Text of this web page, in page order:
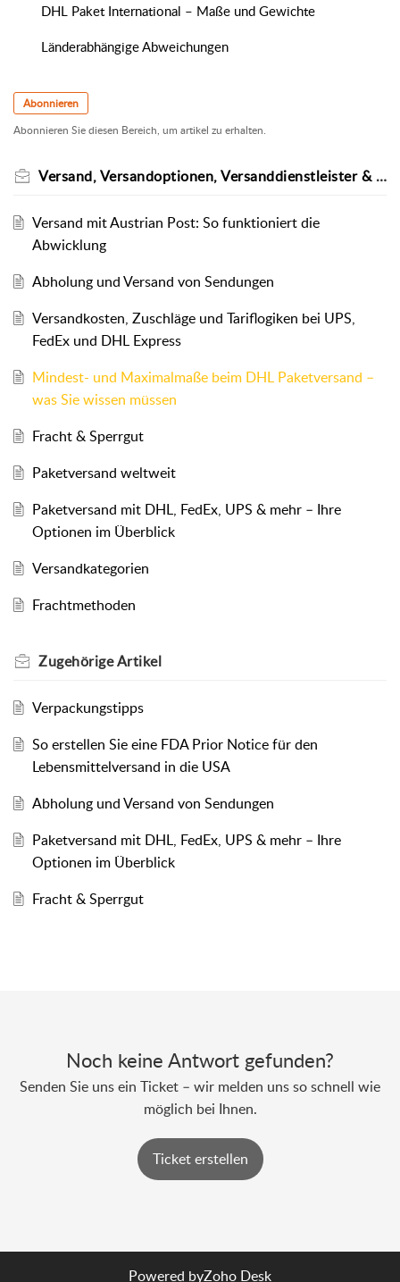
DHL Paket International – Maße und Gewichte
Länderabhängige Abweichungen
Abonnieren
Abonnieren Sie diesen Bereich, um artikel zu erhalten.
Versand, Versandoptionen, Versanddienstleister & Methoden
Versand mit Austrian Post: So funktioniert die
Abwicklung
Abholung und Versand von Sendungen
Versandkosten, Zuschläge und Tariflogiken bei UPS,
FedEx und DHL Express
Mindest- und Maximalmaße beim DHL Paketversand –
was Sie wissen müssen
Fracht & Sperrgut
Paketversand weltweit
Paketversand mit DHL, FedEx, UPS & mehr – Ihre
Optionen im Überblick
Versandkategorien
Frachtmethoden
ZugehörigeArtikel
Verpackungstipps
So erstellen Sie eine FDA Prior Notice für den
Lebensmittelversand in die USA
Abholung und Versand von Sendungen
Paketversand mit DHL, FedEx, UPS & mehr – Ihre
Optionen im Überblick
Fracht & Sperrgut
Noch keine Antwort gefunden?
Senden Sie uns ein Ticket – wir melden uns so schnell wie
möglich bei Ihnen.
Ticket erstellen
Powered byZoho Desk